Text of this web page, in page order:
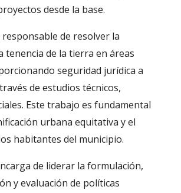
desde la base.
responsable de resolver la
tenencia de la tierra en áreas
seguridad jurídica a
de estudios técnicos,
Este trabajo es fundamental
urbana equitativa y el
habitantes del municipio.
de liderar la formulación,
y evaluación de políticas